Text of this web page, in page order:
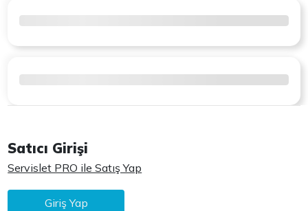
Satıcı Girişi
Servislet PRO ile Satış Yap
Giriş Yap